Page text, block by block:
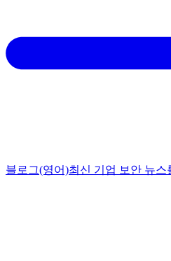
블로그(영어)최신 기업 보안 뉴스